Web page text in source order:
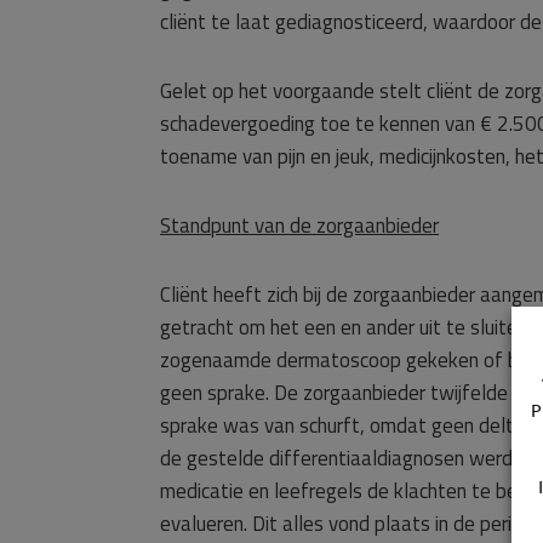
cliënt te laat gediagnosticeerd, waardoor
Gelet op het voorgaande stelt cliënt de
schadevergoeding toe te kennen van €
toename van pijn en jeuk, medicijnkosten,
Standpunt van de zorgaanbieder
Cliënt heeft zich bij de zorgaanbieder
getracht om het een en ander uit te
zogenaamde dermatoscoop gekeken of bij
geen sprake. De zorgaanbieder twijfelde
sprake was van schurft, omdat geen delta
de gestelde differentiaaldiagnosen werd
medicatie en leefregels de klachten te
evalueren. Dit alles vond plaats in de